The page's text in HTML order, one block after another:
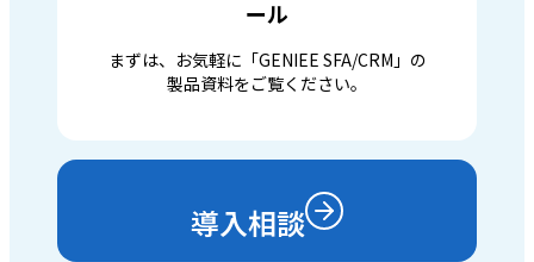
ール
まずは、お気軽に「GENIEE SFA/CRM」の
製品資料をご覧ください。
導入相談